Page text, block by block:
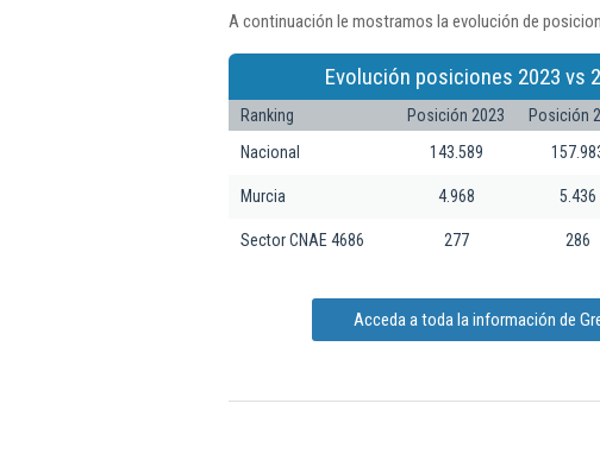
A continuación le mostramos la evolución de
Evolución posiciones 2023 vs
Ranking Posición 2023 Posición
Nacional
143.589
Murcia 4.968 5.436
Sector CNAE 4686 277 286
Acceda a toda la información de